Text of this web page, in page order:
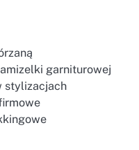
garniturowej
stylizacjach